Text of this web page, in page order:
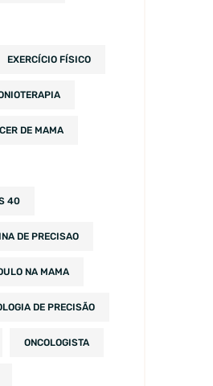
EXERCÍCIO FÍSICO
DE MAMA
40
DE PRECISAO
NA MAMA
DE PRECISÃO
ONCOLOGISTA